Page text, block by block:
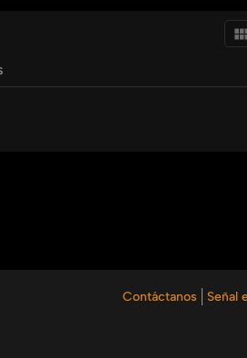
Contáctanos Señal